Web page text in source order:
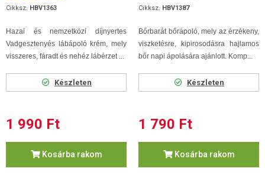
Cikksz. HBV1363
Hazai és nemzetközi díjnyertes
Vadgesztenyés lábápoló krém, mely
visszeres, fáradt és nehéz lábérzet ...
Készleten
1 990 Ft
Kosárba rakom
Cikksz. HBV1387
Bőrbarát bőrápoló, mely az érzékeny,
viszketésre, kipirosodásra hajlamos
bőr napi ápolására ajánlott. Komp...
Készleten
1 790 Ft
Kosárba rakom